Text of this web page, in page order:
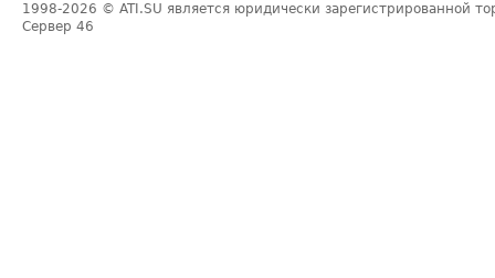
1998-2026 © ATI.SU является юридически зарегистрированной
Сервер 46